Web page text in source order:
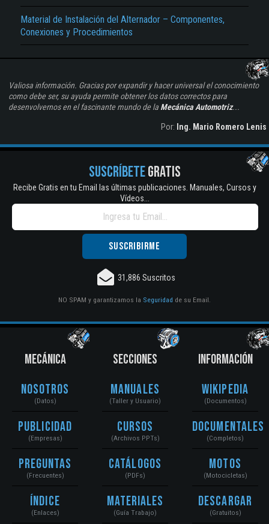
Material de Instalación del Alternador – Componentes,
Conexiones y Procedimientos
Valiosa información. Gracias por expandir y hacer universal el conocimiento
como debe ser, su ayuda permite obtener los datos correctos para
desenvolvernos en el fascinante mundo de la Mecánica Automotriz...
Por: Ing. Mario Romero Lenis
SUSCRÍBETEGRATIS
Recibe Gratis en tu Email las últimas publicaciones. Manuales, Cursos y
Vídeos...
31,886 Suscritos
NO SPAM y garantizamos la Seguridad de su Email.
MECÁNICA
Nosotros
(Datos)
Publicidad
(Empresas)
Preguntas
(Frecuentes)
Índice
(Enlaces)
SECCIONES
Manuales
(Taller y Usuario)
Cursos
(Archivos PPTs)
Catálogos
(PDFs)
Materiales
(Guía Trabajo)
INFORMACIÓN
Wikipedia
(Documentos)
Documentales
(Completos)
Motos
(Motocicletas)
Descargar
(Gratuitos)